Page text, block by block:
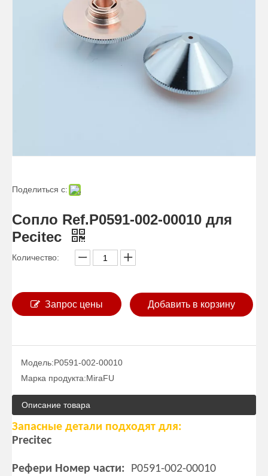
Поделиться с:
Сопло Ref.P0591-002-00010 для
Pecitec
Количество:
Запрос цены Добавить в корзину
Модель:P0591-002-00010
Марка продукта:MiraFU
Описание товара
Запасные детали подходят для:
Precitec
Рефери Номер части: P0591-002-00010